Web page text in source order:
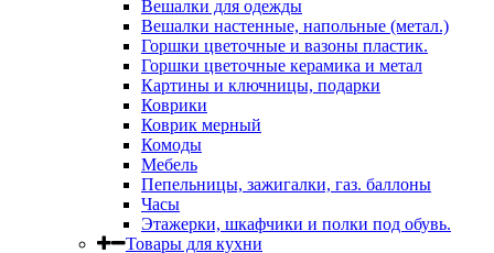
Вешалки для одежды
Вешалки настенные, напольные (метал.)
Горшки цветочные и вазоны пластик.
Горшки цветочные керамика и метал
Картины и ключницы, подарки
Коврики
Коврик мерный
Комоды
Мебель
Пепельницы, зажигалки, газ. баллоны
Часы
Этажерки, шкафчики и полки под обувь.
Товары для кухни